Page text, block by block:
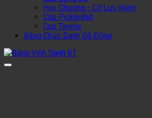
Huy Chương - Cờ Lưu Niệm
Cúp PickleBall
Cup Tennis
Bảng Chức Danh Gỗ Đồng